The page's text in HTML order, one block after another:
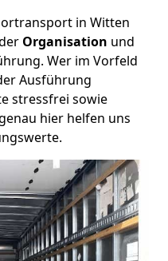
in Witten
Organisation und
Wer im Vorfeld
Ausführung
stressfrei sowie
hier helfen uns